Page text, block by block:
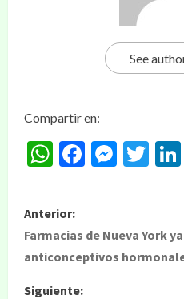
See
Compartir en:
WhatsApp
Anterior:
Farmacias de Nueva York
anticonceptivos
Siguiente: